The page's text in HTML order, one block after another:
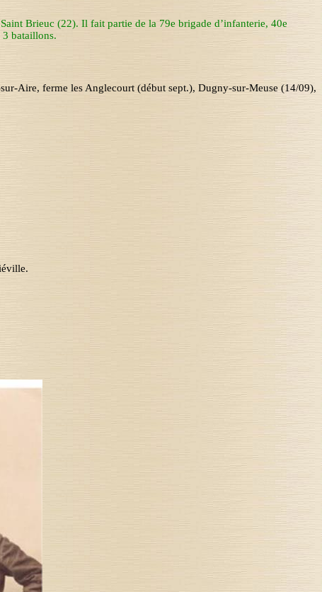
Brieuc (22). Il fait partie de la 79ebrigade d’infanterie, 40e
3 bataillons.
Aire, ferme les Anglecourt (début sept.), Dugny-sur-Meuse (14/09),
.